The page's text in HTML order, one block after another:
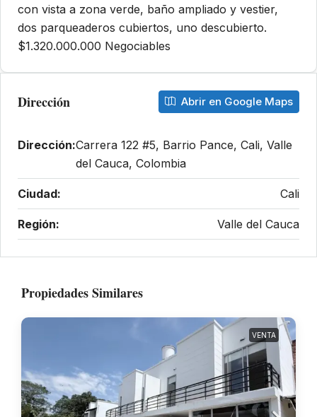
con vista a zona verde, baño ampliado y vestier,
dos parqueaderos cubiertos, uno descubierto.
$1.320.000.000 Negociables
Dirección Abrir en Google Maps
Dirección:Carrera 122 #5, Barrio Pance, Cali, Valle
del Cauca, Colombia
Ciudad: Cali
Región: Valle del Cauca
Propiedades Similares
VENTA